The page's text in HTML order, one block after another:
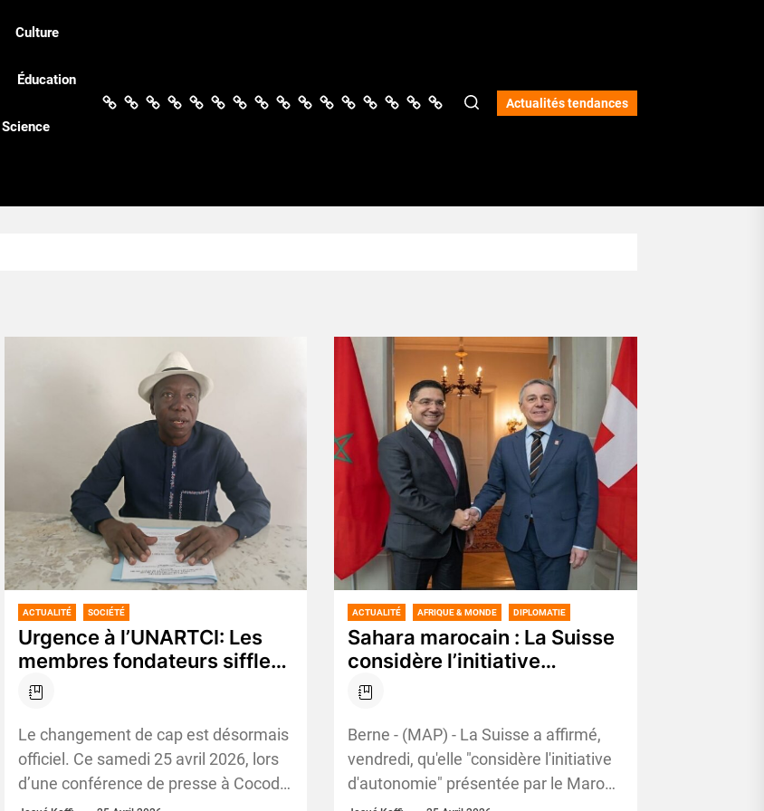
Culture
Éducation
Science
Actualités
Politique
Économie
CultureSociété
SportSantéCinémaÉducation
Football
Technologie
DiversScience
Lifestyle
OpinionsServices Actualités tendances
ACTUALITÉ SOCIÉTÉ
Urgence à l’UNARTCI: Les
membres fondateurs sifflent
la fin de la récréation‎
‎Le changement de cap est désormais
officiel. Ce samedi 25 avril 2026, lors
d’une conférence de presse à Cocody
ACTUALITÉ AFRIQUE & MONDE DIPLOMATIE
Sahara marocain : La Suisse
considère l’initiative
d’autonomie sous
souveraineté marocaine
comme base la plus
sérieuse, crédible et
pragmatique pour la
résolution du différend
Berne - (MAP) - La Suisse a affirmé,
vendredi, qu'elle "considère l'initiative
d'autonomie" présentée par le Maroc